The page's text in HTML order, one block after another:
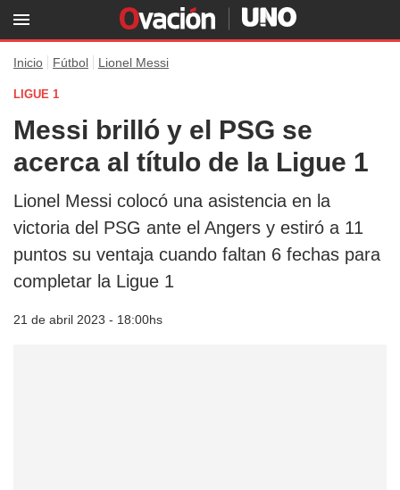
Inicio Fútbol Lionel Messi
LIGUE 1
Messi brilló y el PSG se
acerca al título de la Ligue 1
Lionel Messi colocó una asistencia en la
victoria del PSG ante el Angers y estiró a 11
puntos su ventaja cuando faltan 6 fechas para
completar la Ligue 1
21 de abril 2023 - 18:00hs